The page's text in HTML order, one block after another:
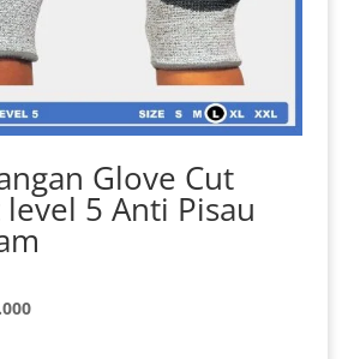
Glove Cut
5 Anti Pisau
Harga